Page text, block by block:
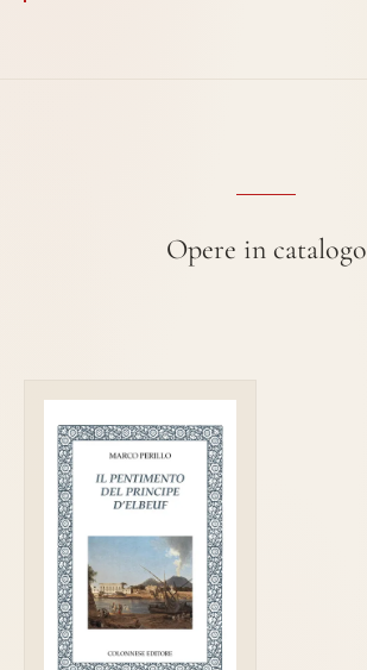
Opere in catalogo